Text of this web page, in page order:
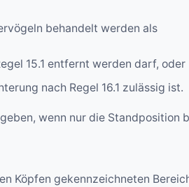
behandelt werden als
15.1 entfernt werden darf, oder
nach Regel 16.1 zulässig ist.
wenn nur die Standposition
Köpfen gekennzeichneten